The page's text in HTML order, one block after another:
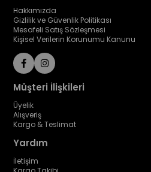
Hakkımızda
Gizlilik ve Güvenlik Politikası
Mesafeli Satış Sözleşmesi
Kişisel Verilerin Korunumu Kanunu
Müşteri İlişkileri
Üyelik
Alışveriş
Kargo & Teslimat
Yardım
İletişim